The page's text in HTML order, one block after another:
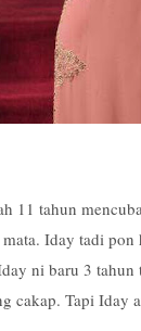
11 tahun
Iday tadi
ni baru 3 tahun
cakap. Tapi Iday